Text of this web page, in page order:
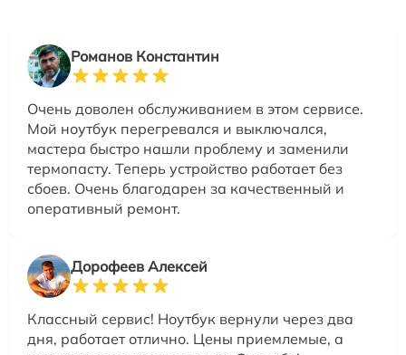
Романов Константин
Очень доволен обслуживанием в этом сервисе.
Мой ноутбук перегревался и выключался,
мастера быстро нашли проблему и заменили
термопасту. Теперь устройство работает без
сбоев. Очень благодарен за качественный и
оперативный ремонт.
Дорофеев Алексей
Классный сервис! Ноутбук вернули через два
дня, работает отлично. Цены приемлемые, а